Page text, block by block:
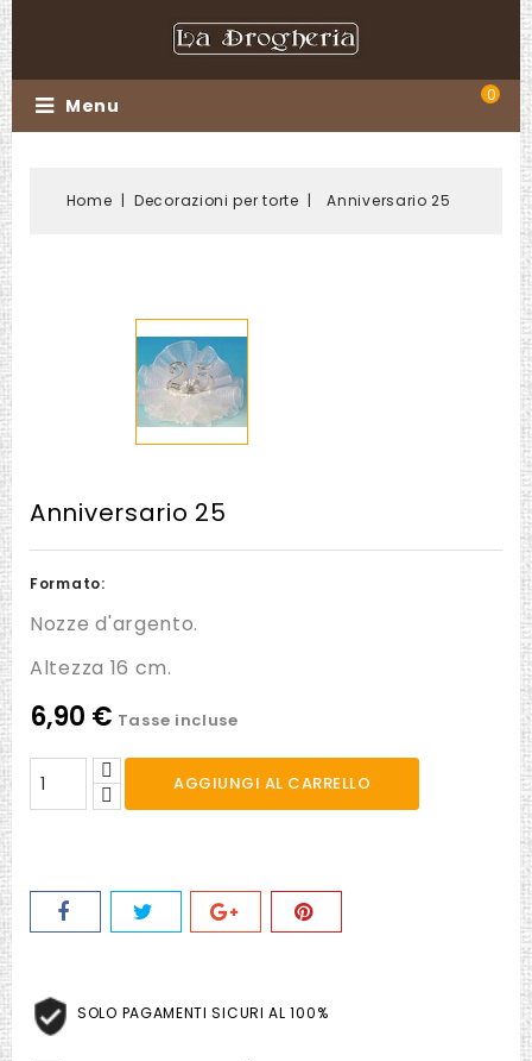
0
Menu
Home Decorazioni per torte Anniversario 25
Anniversario 25
Formato:
Nozze d'argento.
Altezza 16 cm.
6,90 € Tasse incluse
AGGIUNGI AL CARRELLO
SOLO PAGAMENTI SICURI AL 100%